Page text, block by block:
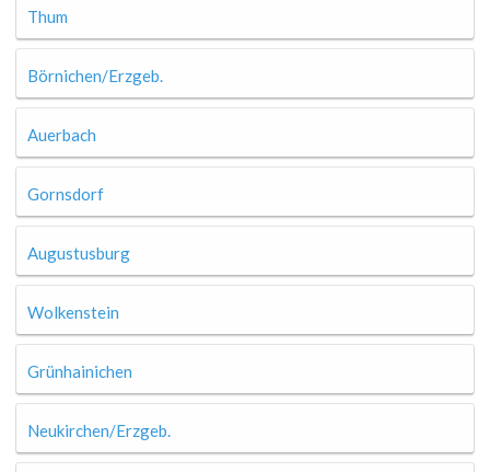
Thum
Börnichen/Erzgeb.
Auerbach
Gornsdorf
Augustusburg
Wolkenstein
Grünhainichen
Neukirchen/Erzgeb.